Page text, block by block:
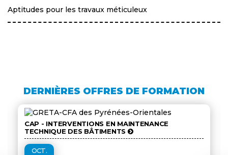
Aptitudes pour les travaux méticuleux
DERNIÈRES OFFRES DE FORMATION
CAP - INTERVENTIONS EN MAINTENANCE
TECHNIQUE DES BÂTIMENTS
OCT.